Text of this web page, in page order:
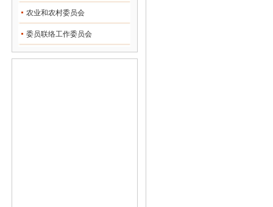
农业和农村委员会
委员联络工作委员会